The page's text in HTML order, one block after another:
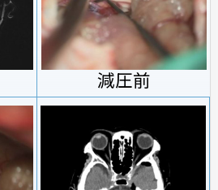
減圧前